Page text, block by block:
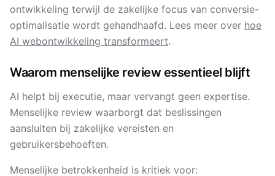
ontwikkeling terwijl de zakelijke focus van conversie-
optimalisatie wordt gehandhaafd. Lees meer over hoe
AI webontwikkeling transformeert.
Waarom menselijke review essentieel blijft
AI helpt bij executie, maar vervangt geen expertise.
Menselijke review waarborgt dat beslissingen
aansluiten bij zakelijke vereisten en
gebruikersbehoeften.
Menselijke betrokkenheid is kritiek voor: